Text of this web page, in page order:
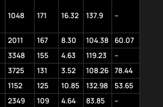
1048 171 16.32 137.9 –
2011 167 8.30 104.38
60.07
3348 155 4.63 119.23
–
3725 131 3.52 108.26
78.44
1152 125 10.85 132.98
53.65
2349 109 4.64 83.85
–